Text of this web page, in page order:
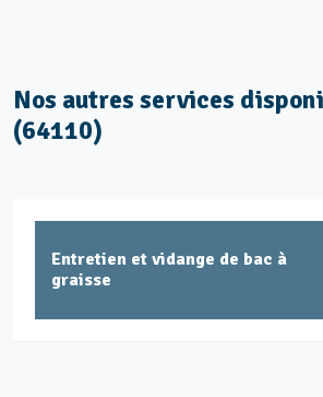
Nos autres services
(64110)
Entretien et vidange de bac à
graisse